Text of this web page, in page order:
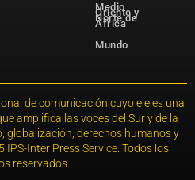
Medio
Oriente y
Norte de
África
Mundo
de comunicación cuyo eje es una
amplifica las voces del Sur y de la
globalización, derechos humanos y
Inter Press Service. Todos los
reservados.